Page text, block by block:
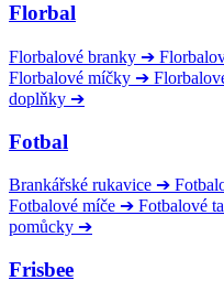
Florbal
Florbalové branky ➔
Florbalové míčky ➔
doplňky ➔
Fotbal
Brankářské rukavice ➔
Fotbalové míče ➔ Fotbalové
pomůcky ➔
Frisbee